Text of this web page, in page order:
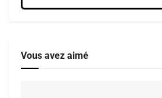
Vous avez aimé